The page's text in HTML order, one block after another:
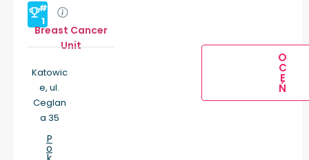
#
1
Breast Cancer
Unit
Katowic
e, ul.
Ceglan
a 35
P
o
O
C
E
Ń